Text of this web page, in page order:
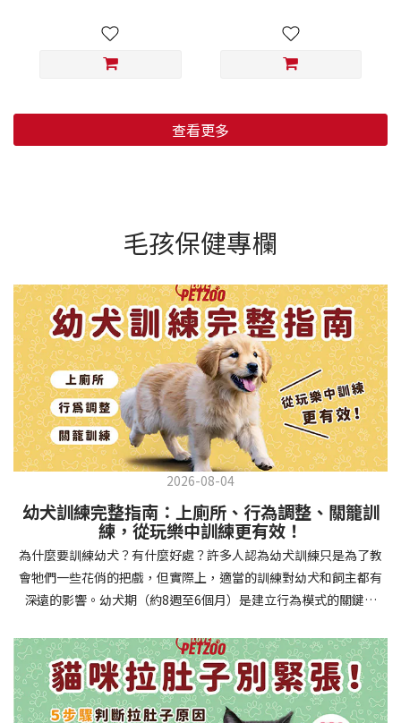
查看更多
毛孩保健專欄
2026-08-04
幼犬訓練完整指南：上廁所、行為調整、關籠訓
練，從玩樂中訓練更有效！
為什麼要訓練幼犬？有什麼好處？許多人認為幼犬訓練只是為了教
會牠們一些花俏的把戲，但實際上，適當的訓練對幼犬和飼主都有
深遠的影響。幼犬期（約8週至6個月）是建立行為模式的關鍵時
的行為問題，並建立人犬間的健康關係。 建立安全健康的生活環境
透過基礎訓練，幼犬能學會家居規則，避免危險行為和破壞家具。
像是「不」和「放下」等指令可以阻止幼犬咬電線或誤食有害物
質，有效降低居家意外風險。規律的如廁訓練則能養成良好衛生習